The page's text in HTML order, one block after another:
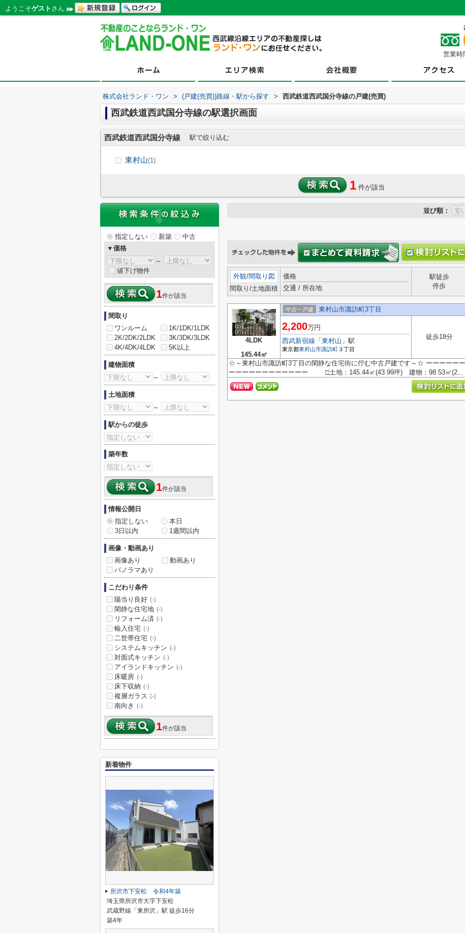
ようこそゲスト さん
営業時
株式会社ランド・ワン > (戸建(売買))路線・駅から探す > 西武鉄道西武国分寺線の戸建(売買)
西武鉄道西武国分寺線の駅選択画面
西武鉄道西武国分寺線 駅で絞り込む
東村山(1)
1 件が該当
並び順：
外観/間取り図
間取り/土地面積
価格
交通 / 所在地
駅徒歩
停歩
4LDK
145.44㎡
中古一戸建 東村山市諏訪町3丁目
2,200万円
西武新宿線 「 東村山 」駅
東京都東村山市諏訪町３丁目
徒歩18分
☆～東村山市諏訪町3丁目の閑静な住宅街に佇む中古戸建です～☆ ーーーーー
ーーーーーーーーーーーー □土地：145.44㎡(43.99坪) 建物：98.53㎡(2...
指定しない 新築
中古
▼価格
～
値下げ物件
1件が該当
間取り
ワンルーム
1K/1DK/1LDK
2K/2DK/2LDK
3K/3DK/3LDK
4K/4DK/4LDK
5K以上
建物面積
～
土地面積
～
駅からの徒歩
築年数
1件が該当
情報公開日
指定しない
本日
3日以内
1週間以内
画像・動画あり
画像あり
動画あり
パノラマあり
こだわり条件
陽当り良好 (-)
閑静な住宅地 (-)
リフォーム済 (-)
輸入住宅 (-)
二世帯住宅 (-)
システムキッチン (-)
対面式キッチン (-)
アイランドキッチン (-)
床暖房 (-)
床下収納 (-)
複層ガラス (-)
南向き (-)
1件が該当
新着物件
所沢市下安松 令和4年築
埼玉県所沢市大字下安松
武蔵野線「東所沢」駅 徒歩16分
築4年